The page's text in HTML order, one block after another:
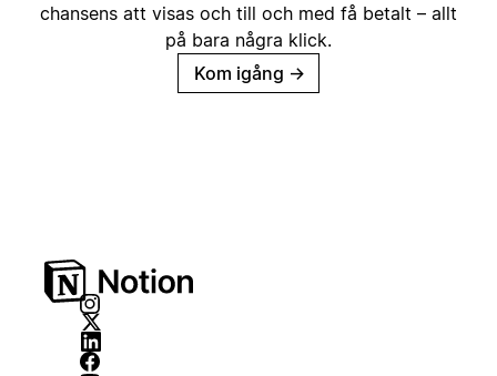
chansens att visas och till och med få betalt – allt
på bara några klick.
Kom igång →